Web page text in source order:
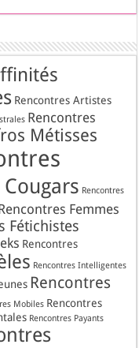
Rencontres Artistes
Rencontres
Métisses
Rencontres
Femmes
Fétichistes
Rencontres
Rencontres Intelligentes
Rencontres
Mobiles Rencontres
Rencontres Payants